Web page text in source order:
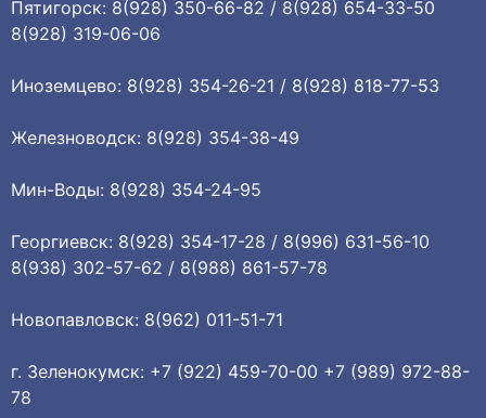
Пятигорск: 8(928) 350-66-82 / 8(928) 654-33-50
8(928) 319-06-06
Иноземцево: 8(928) 354-26-21 / 8(928) 818-77-53
Железноводск: 8(928) 354-38-49
Мин-Воды: 8(928) 354-24-95
Георгиевск: 8(928) 354-17-28 / 8(996) 631-56-10
8(938) 302-57-62 / 8(988) 861-57-78
Новопавловск: 8(962) 011-51-71
г. Зеленокумск: +7 (922) 459-70-00 +7 (989) 972-88-
78